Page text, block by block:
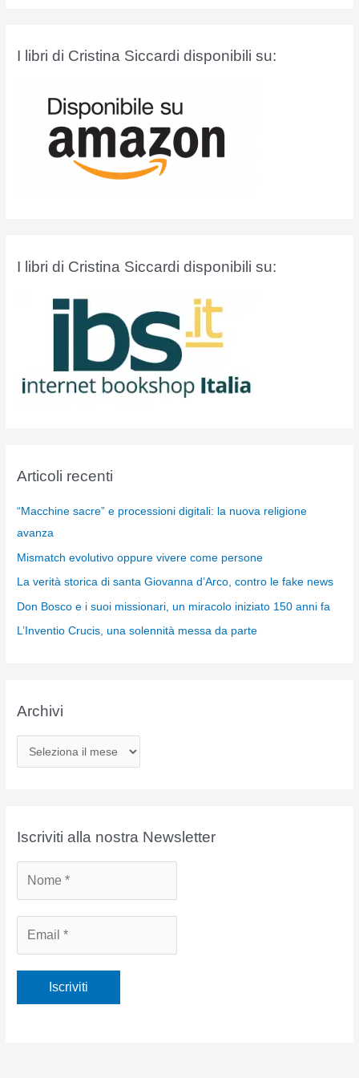
I libri di Cristina Siccardi disponibili su:
I libri di Cristina Siccardi disponibili su:
Articoli recenti
“Macchine sacre” e processioni digitali: la nuova religione
avanza
Mismatch evolutivo oppure vivere come persone
La verità storica di santa Giovanna d’Arco, contro le fake news
Don Bosco e i suoi missionari, un miracolo iniziato 150 anni fa
L’Inventio Crucis, una solennità messa da parte
Archivi
r
iIscriviti alla nostra Newsletter